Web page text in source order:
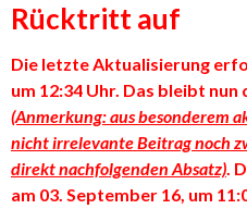
Rücktritt auf
Die letzte Aktualisierung
um 12:34 Uhr. Das bleibt
(Anmerkung: aus besonderem
nicht irrelevante Beitrag noch
direkt nachfolgenden Absatz).
am 03. September 16, um